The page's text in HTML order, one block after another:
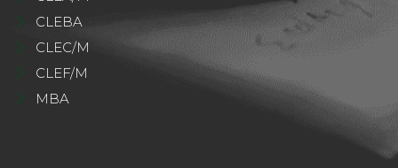
CLEBA
CLEC/M
CLEF/M
MBA